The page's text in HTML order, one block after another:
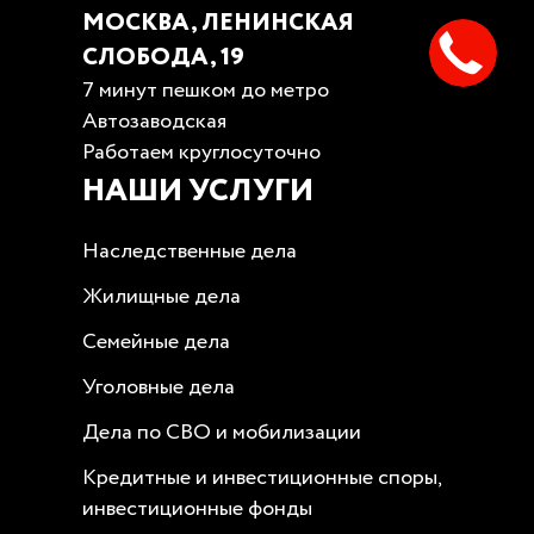
МОСКВА, ЛЕНИНСКАЯ
СЛОБОДА, 19
7 минут пешком до метро
Автозаводская
Работаем круглосуточно
НАШИ УСЛУГИ
Наследственные дела
Жилищные дела
Семейные дела
Уголовные дела
Дела по СВО и мобилизации
Кредитные и инвестиционные споры,
инвестиционные фонды